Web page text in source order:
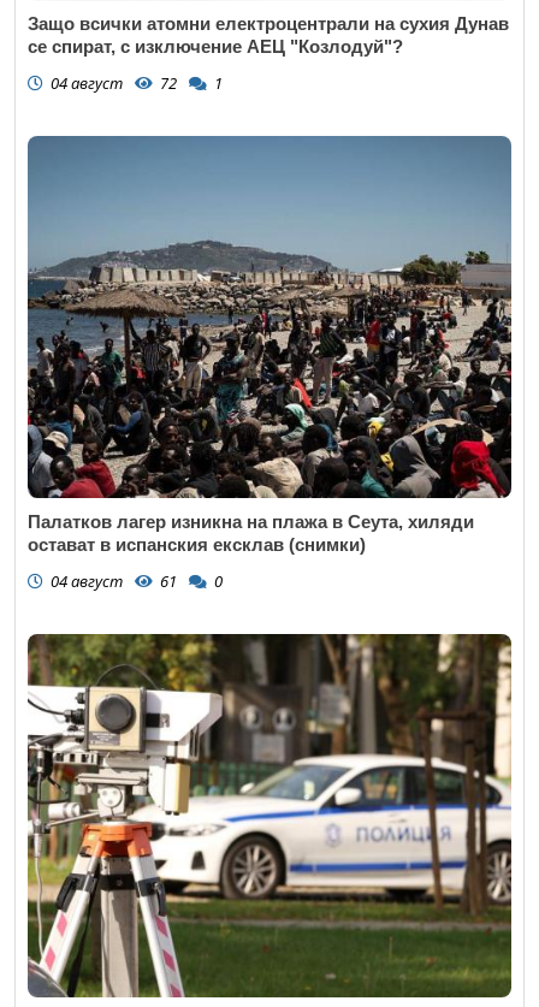
Защо всички атомни електроцентрали на сухия Дунав
се спират, с изключение АЕЦ "Козлодуй"?
04 август 72 1
Палатков лагер изникна на плажа в Сеута, хиляди
остават в испанския ексклав (снимки)
04 август 61 0